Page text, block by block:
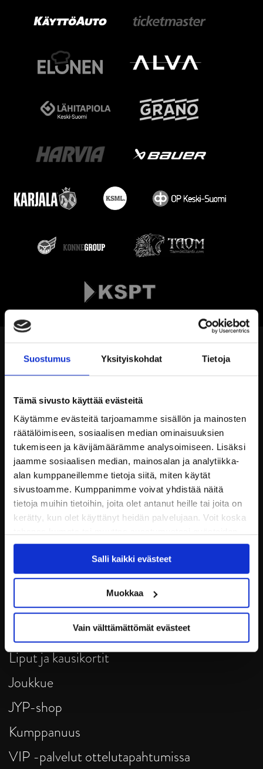
Suostumus Yksityiskohdat Tietoja
Tämä sivusto käyttää evästeitä
Käytämme evästeitä tarjoamamme sisällön ja mainosten
räätälöimiseen, sosiaalisen median ominaisuuksien
tukemiseen ja kävijämäärämme analysoimiseen. Lisäksi
jaamme sosiaalisen median, mainosalan ja analytiikka-
alan kumppaneillemme tietoja siitä, miten käytät
sivustoamme. Kumppanimme voivat yhdistää näitä
tietoja muihin tietoihin, joita olet antanut heille tai joita on
kerätty, kun olet käyttänyt heidän palvelujaan. Voit koska
käytöstäEvästeet-sivultamme.
Salli kaikki evästeet
Muokkaa
Vain välttämättömät evästeet
JYP Jyväskylä Oy
Puistokatu 21, 40200 Jyväskylä
Tietosuoja
Ottelut
Liput ja kausikortit
Joukkue
JYP-shop
Kumppanuus
VIP -palvelut ottelutapahtumissa